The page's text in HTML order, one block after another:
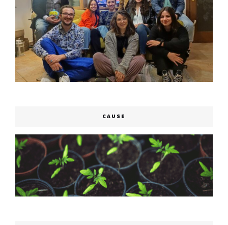
CAUSE